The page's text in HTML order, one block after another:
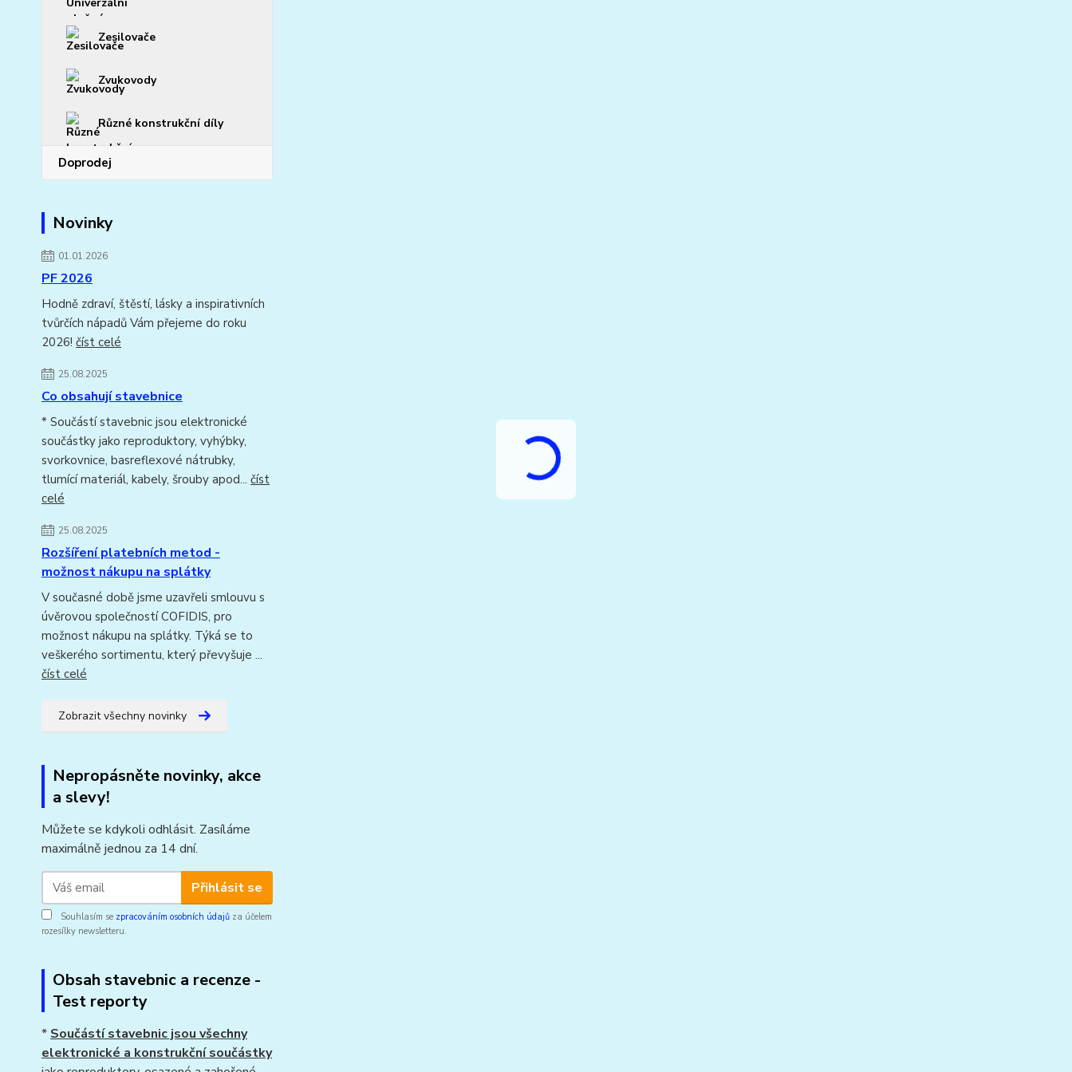
Zesilovače
Zvukovody
Různé konstrukční díly
Doprodej
Novinky
01.01.2026
PF 2026
Hodně zdraví, štěstí, lásky a inspirativních
tvůrčích nápadů Vám přejeme do roku
2026! číst celé
25.08.2025
Co obsahují stavebnice
* Součástí stavebnic jsou elektronické
součástky jako reproduktory, vyhýbky,
svorkovnice, basreflexové nátrubky,
tlumící materiál, kabely, šrouby apod... číst
celé
25.08.2025
Rozšíření platebních metod -
možnost nákupu na splátky
V současné době jsme uzavřeli smlouvu s
úvěrovou společností COFIDIS, pro
možnost nákupu na splátky. Týká se to
veškerého sortimentu, který převyšuje ...
číst celé
Zobrazit všechny novinky
Nepropásněte novinky, akce
a slevy!
Můžete se kdykoli odhlásit. Zasíláme
maximálně jednou za 14 dní.
Přihlásit se
Souhlasím se zpracováním osobních údajů za účelem
rozesílky newsletteru.
Obsah stavebnic a recenze -
Test reporty
* Součástí stavebnic jsou všechny
elektronické a konstrukční součástky